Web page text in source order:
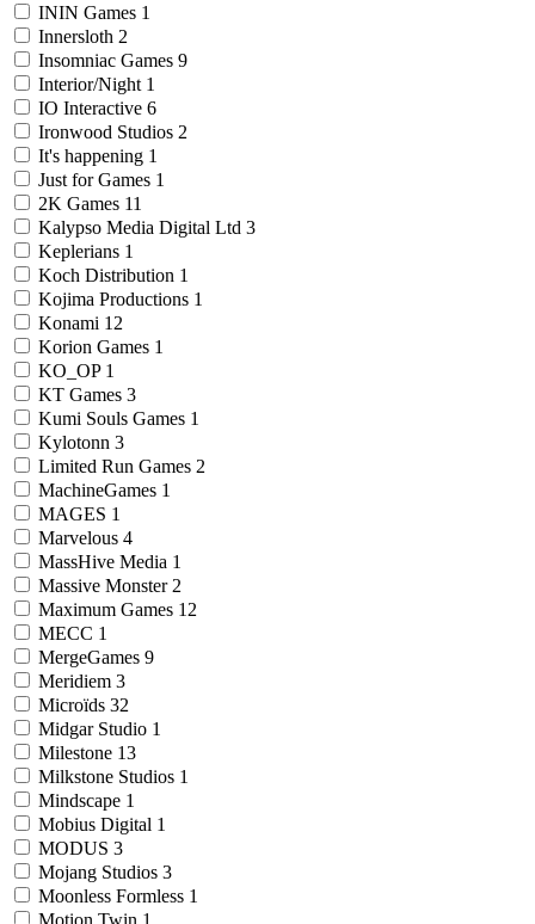
ININ Games 1
Innersloth 2
Insomniac Games 9
Interior/Night 1
IO Interactive 6
Ironwood Studios 2
It's happening 1
Just for Games 1
2K Games 11
Kalypso Media Digital Ltd 3
Keplerians 1
Koch Distribution 1
Kojima Productions 1
Konami 12
Korion Games 1
KO_OP 1
KT Games 3
Kumi Souls Games 1
Kylotonn 3
Limited Run Games 2
MachineGames 1
MAGES 1
Marvelous 4
MassHive Media 1
Massive Monster 2
Maximum Games 12
MECC 1
MergeGames 9
Meridiem 3
Microïds 32
Midgar Studio 1
Milestone 13
Milkstone Studios 1
Mindscape 1
Mobius Digital 1
MODUS 3
Mojang Studios 3
Moonless Formless 1
Motion Twin 1